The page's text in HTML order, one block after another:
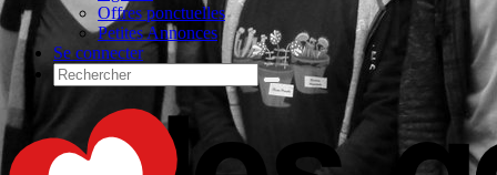
Offres ponctuelles
Petites Annonces
Se connecter